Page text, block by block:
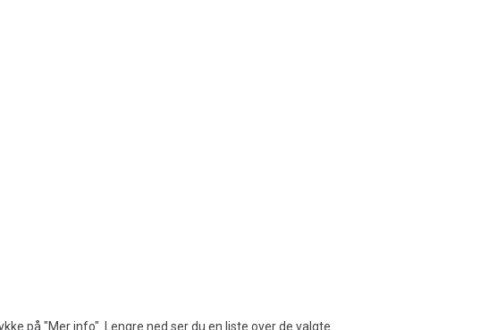
på "Mer info". Lengre ned ser du en liste over de valgte